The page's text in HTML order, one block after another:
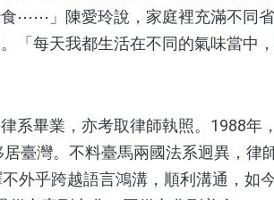
⋯⋯」陳愛玲說，家庭裡充滿不同
「每天我都生活在不同的氣味當中
畢業，亦考取律師執照。1988年
臺灣。不料臺馬兩國法系迥異，律
外乎跨越語言鴻溝，順利溝通，如